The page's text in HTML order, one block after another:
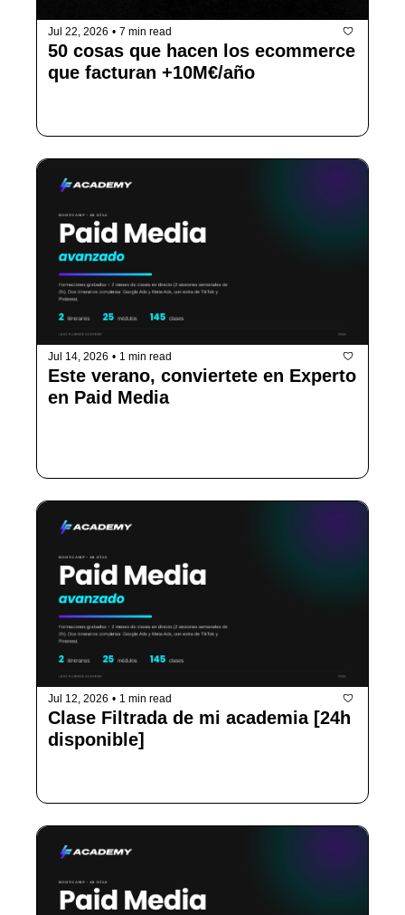
Jul 22, 2026 • 7 min read
50 cosas que hacen los ecommerce
que facturan +10M€/año
Jul 14, 2026 • 1 min read
Este verano, conviertete en Experto
en Paid Media
Jul 12, 2026 • 1 min read
Clase Filtrada de mi academia [24h
disponible]